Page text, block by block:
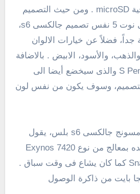
microSD . ومن حيث التصميم
سوف يحمل جالكسى نوت 5 نفس تصميم جالكسى s6،
فضلاً عن خيارات الالوان
والأسود، الابيض . بالاضافة
سيخضع أيضا الى
، وسوف يكون من نفس لون
اما بالنسبة لهاتف سامسونج جالكسى s6 بلس، يقول
بمعالج من نوع Exynos 7420
وليس Snapdragon 808 كما كان يشاع فى وقت سباق .
ياتى مع 3 جيجا بايت من ذاكرة الوصول